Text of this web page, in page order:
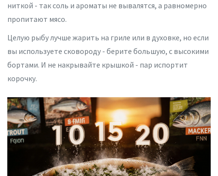
ниткой - так соль и ароматы не вывалятся, а равномерно
пропитают мясо.
Целую рыбу лучше жарить на гриле или в духовке, но если
вы используете сковороду - берите большую, с высокими
бортами. И не накрывайте крышкой - пар испортит
корочку.